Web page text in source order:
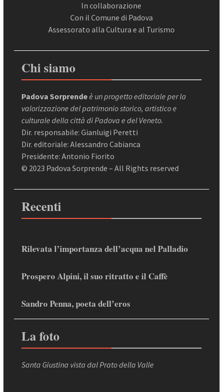
In collaborazione
Con il Comune di Padova
Assessorato alla Cultura e al Turismo
Chi siamo
Padova Sorprendeè un progetto editoriale per la
valorizzazione del patrimonio storico, artistico e
culturale della città di Padova e del Veneto.
Dir. responsabile: Gianluigi Peretti
Dir. editoriale: Alessandro Cabianca
Presidente: Antonio Fiorito
© 2023 Padova Sorprende – All Rights reserved
Recenti
Rilevata l’importanza dell’acqua nel Palladio
Prospero Alpini, il suo ritratto e il Caffè
Sandro Penna, poeta dell’eros
La foto
Santa Giustina vista dal Prato della Valle